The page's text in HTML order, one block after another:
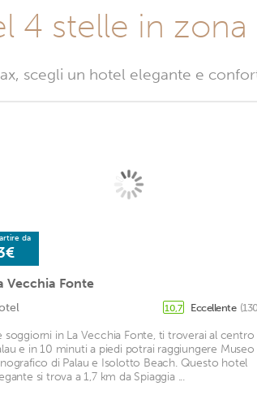
4 stelle in zona
scegli un hotel elegante e
da
Vecchia Fonte
10,7 Eccellente
soggiorni in La Vecchia Fonte, ti troverai al centro
e in 10 minuti a piedi potrai raggiungere Museo
di Palau e Isolotto Beach. Questo hotel
si trova a 1,7 km da Spiaggia ...